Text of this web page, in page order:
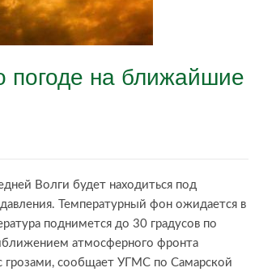
погоде на ближайшие
Волги будет находиться под
Температурный фон ожидается в
поднимется до 30 градусов по
атмосферного фронта
сообщает УГМС по Самарской